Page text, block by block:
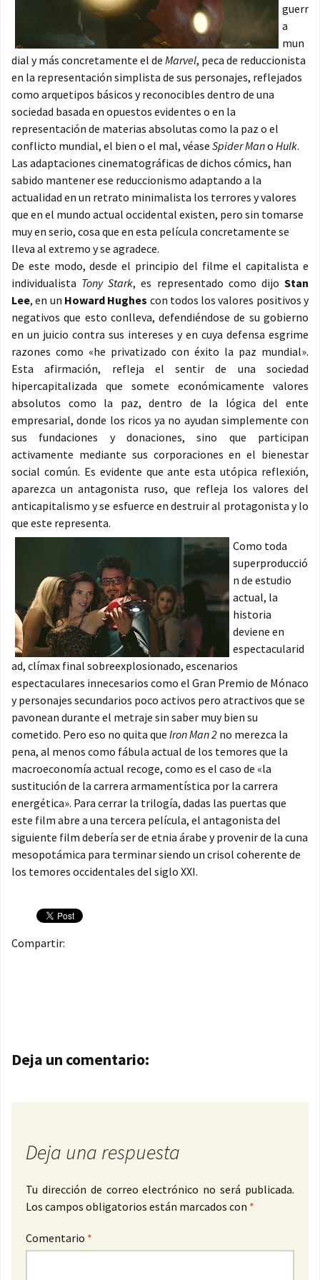
guerr
a
mun
dial y más concretamente el de Marvel, peca de reduccionista
en la representación simplista de sus personajes, reflejados
como arquetipos básicos y reconocibles dentro de una
sociedad basada en opuestos evidentes o en la
representación de materias absolutas como la paz o el
conflicto mundial, el bien o el mal, véase Spider Mano Hulk.
Las adaptaciones cinematográficas de dichos cómics, han
sabido mantener ese reduccionismo adaptando a la
actualidad en un retrato minimalista los terrores y valores
que en el mundo actual occidental existen, pero sin tomarse
muy en serio, cosa que en esta película concretamente se
lleva al extremo y se agradece.
De este modo, desde el principio del filme el capitalista e
individualista Tony Stark, es representado como dijoStan
Lee, en un Howard Hughes con todos los valores positivos y
negativos que esto conlleva, defendiéndose de su gobierno
en un juicio contra sus intereses y en cuya defensa esgrime
razones como «he privatizado con éxito la paz mundial».
Esta afirmación, refleja el sentir de una sociedad
hipercapitalizada que somete económicamente valores
absolutos como la paz, dentro de la lógica del ente
empresarial, donde los ricos ya no ayudan simplemente con
sus fundaciones y donaciones, sino que participan
activamente mediante sus corporaciones en el bienestar
social común. Es evidente que ante esta utópica reflexión,
aparezca un antagonista ruso, que refleja los valores del
anticapitalismo y se esfuerce en destruir al protagonista y lo
que este representa.
Como toda
superproducció
n de estudio
actual, la
historia
deviene en
espectacularid
ad, clímax final sobreexplosionado, escenarios
espectaculares innecesarios como el Gran Premio de Mónaco
y personajes secundarios poco activos pero atractivos que se
pavonean durante el metraje sin saber muy bien su
cometido. Pero eso no quita que Iron Man 2 no merezca la
pena, al menos como fábula actual de los temores que la
macroeconomía actual recoge, como es el caso de «la
sustitución de la carrera armamentística por la carrera
energética». Para cerrar la trilogía, dadas las puertas que
este film abre a una tercera película, el antagonista del
siguiente film debería ser de etnia árabe y provenir de la cuna
mesopotámica para terminar siendo un crisol coherente de
los temores occidentales del siglo XXI.
Compartir:
Navegación de entradas
Deja un comentario:
Deja una respuesta
Tu dirección de correo electrónico no será publicada.
Los campos obligatorios están marcados con *
Comentario *